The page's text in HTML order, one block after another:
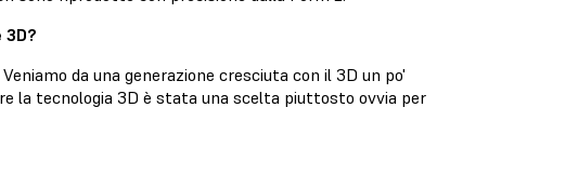
da una generazione cresciuta con il 3D un po'
la tecnologia 3D è stata una scelta piuttosto ovvia per